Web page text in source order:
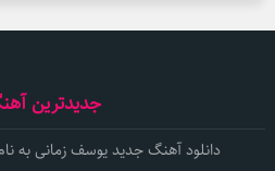
جدیدترین
دانلود آهنگ جدید یوسف زمانی به